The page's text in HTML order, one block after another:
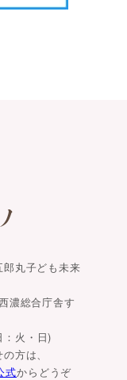
郎丸子ども未来
濃総合庁舎す
火・日)
方は、
式からどうぞ